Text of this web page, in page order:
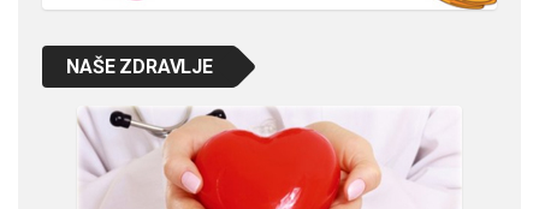
NAŠE ZDRAVLJE